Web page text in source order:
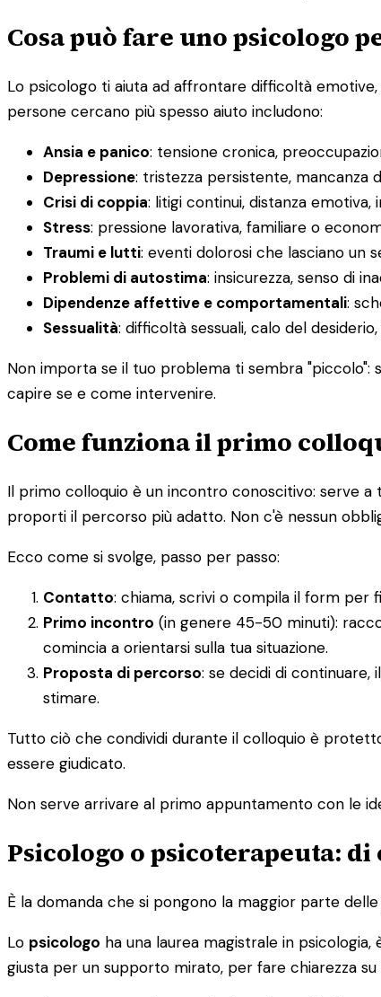
Cosa può fare uno psicologo
Lo psicologo ti aiuta ad affrontare difficoltà
persone cercano più spesso aiuto includono:
Ansia e panico: tensione cronica,
Depressione: tristezza persistente, mancanza
Crisi di coppia: litigi continui, distanza
Stress: pressione lavorativa, familiare o
Traumi e lutti: eventi dolorosi che lasciano un
Problemi di autostima: insicurezza, senso di
Dipendenze affettive e comportamentali:
Sessualità: difficoltà sessuali, calo del
Non importa se il tuo problema ti sembra "piccolo":
capire se e come intervenire.
Come funziona il primo
Il primo colloquio è un incontro conoscitivo: serve
proporti il percorso più adatto. Non c'è nessun
Ecco come si svolge, passo per passo:
Contatto: chiama, scrivi o compila il form per
Primo incontro (in genere 45-50 minuti):
comincia a orientarsi sulla tua situazione.
Proposta di percorso: se decidi di
stimare.
Tutto ciò che condividi durante il colloquio è
essere giudicato.
Non serve arrivare al primo appuntamento con le
Psicologo o psicoterapeuta: di
È la domanda che si pongono la maggior parte
Lo psicologo ha una laurea magistrale in
giusta per un supporto mirato, per fare chiarezza